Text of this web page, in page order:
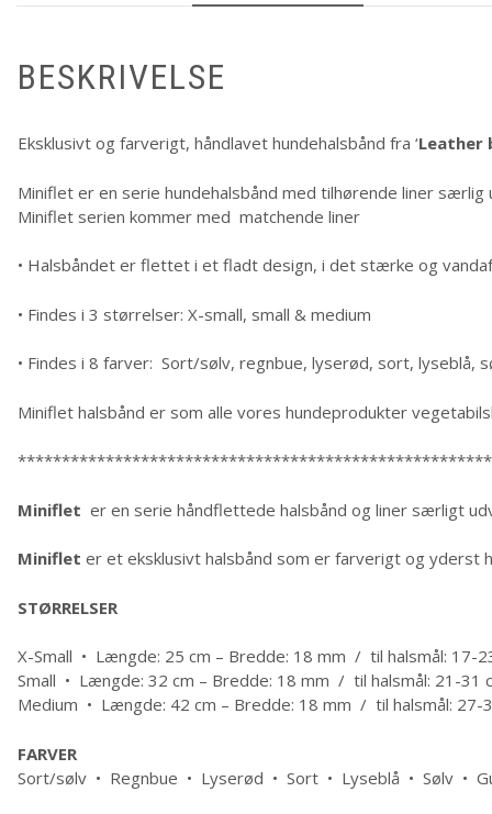
BESKRIVELSE
Eksklusivt og farverigt, håndlavet hundehalsbånd fra ‘Leather
Miniflet er en serie hundehalsbånd med tilhørende liner særlig
Miniflet serien kommer med matchende liner
• Halsbåndet er flettet i et fladt design, i det stærke og
• Findes i 3 størrelser: X-small, small & medium
• Findes i 8 farver: Sort/sølv, regnbue, lyserød, sort, lyseblå,
Miniflet halsbånd er som alle vores hundeprodukter
Miniflet er en serie håndflettede halsbånd og liner særligt
Miniflet er et eksklusivt halsbånd som er farverigt og yderst
STØRRELSER
X-Small • Længde: 25 cm – Bredde: 18 mm / til halsmål: 17-
Small • Længde: 32 cm – Bredde: 18 mm / til halsmål: 21-31
Medium • Længde: 42 cm – Bredde: 18 mm / til halsmål: 27-
FARVER
Sort/sølv • Regnbue • Lyserød • Sort • Lyseblå • Sølv •